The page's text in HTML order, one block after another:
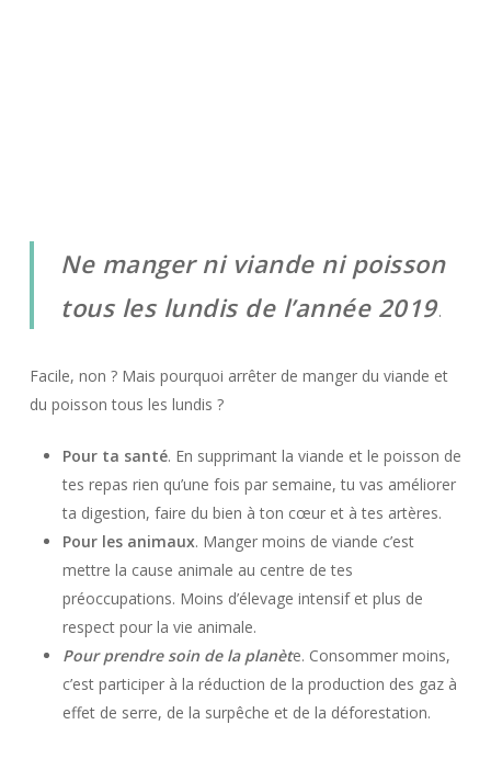
Ne manger ni viande ni poisson
tous les lundis de l’année 2019.
Facile, non ? Mais pourquoi arrêter de manger du viande et
du poisson tous les lundis ?
Pour ta santé. En supprimant la viande et le poisson de
tes repas rien qu’une fois par semaine, tu vas améliorer
ta digestion, faire du bien à ton cœur et à tes artères.
Pour les animaux. Manger moins de viande c’est
mettre la cause animale au centre de tes
préoccupations. Moins d’élevage intensif et plus de
respect pour la vie animale.
Pour prendre soin de la planète. Consommer moins,
c’est participer à la réduction de la production des gaz à
effet de serre, de la surpêche et de la déforestation.